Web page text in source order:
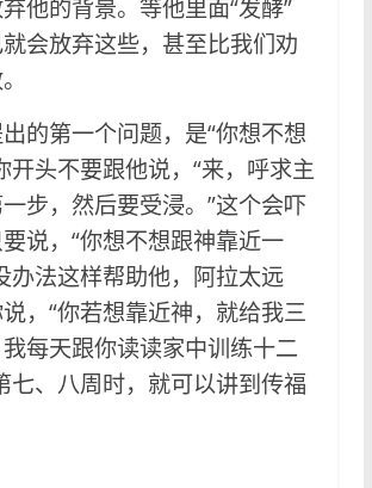
他的背景。等他里面“发酵”
会放弃这些，甚至比我们劝
的第一个问题，是“你想不想
开头不要跟他说，“来，呼求主
步，然后要受浸。”这个会吓
说，“你想不想跟神靠近一
办法这样帮助他，阿拉太远
，“你若想靠近神，就给我三
每天跟你读读家中训练十二
七、八周时，就可以讲到传福